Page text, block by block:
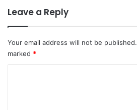
Leave a Reply
Your email address will not be published.
marked *